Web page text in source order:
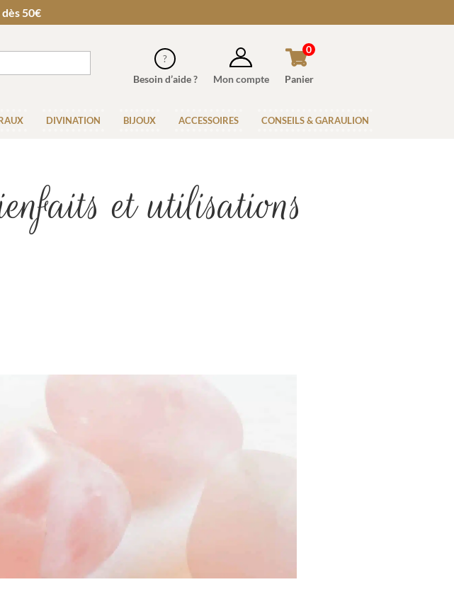
50€
Besoin d’aide ? Mon compte Panier
0
DIVINATION BIJOUX ACCESSOIRES CONSEILS & GARAULION
et utilisations